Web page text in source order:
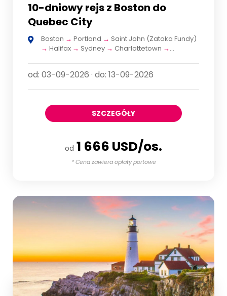
10-dniowy rejs z Boston do
Quebec City
Boston → Portland → Saint John (Zatoka Fundy)
→ Halifax → Sydney → Charlottetown →
od: 03-09-2026 · do: 13-09-2026
SZCZEGÓŁY
od 1 666 USD/os.
* Cena zawiera opłaty portowe